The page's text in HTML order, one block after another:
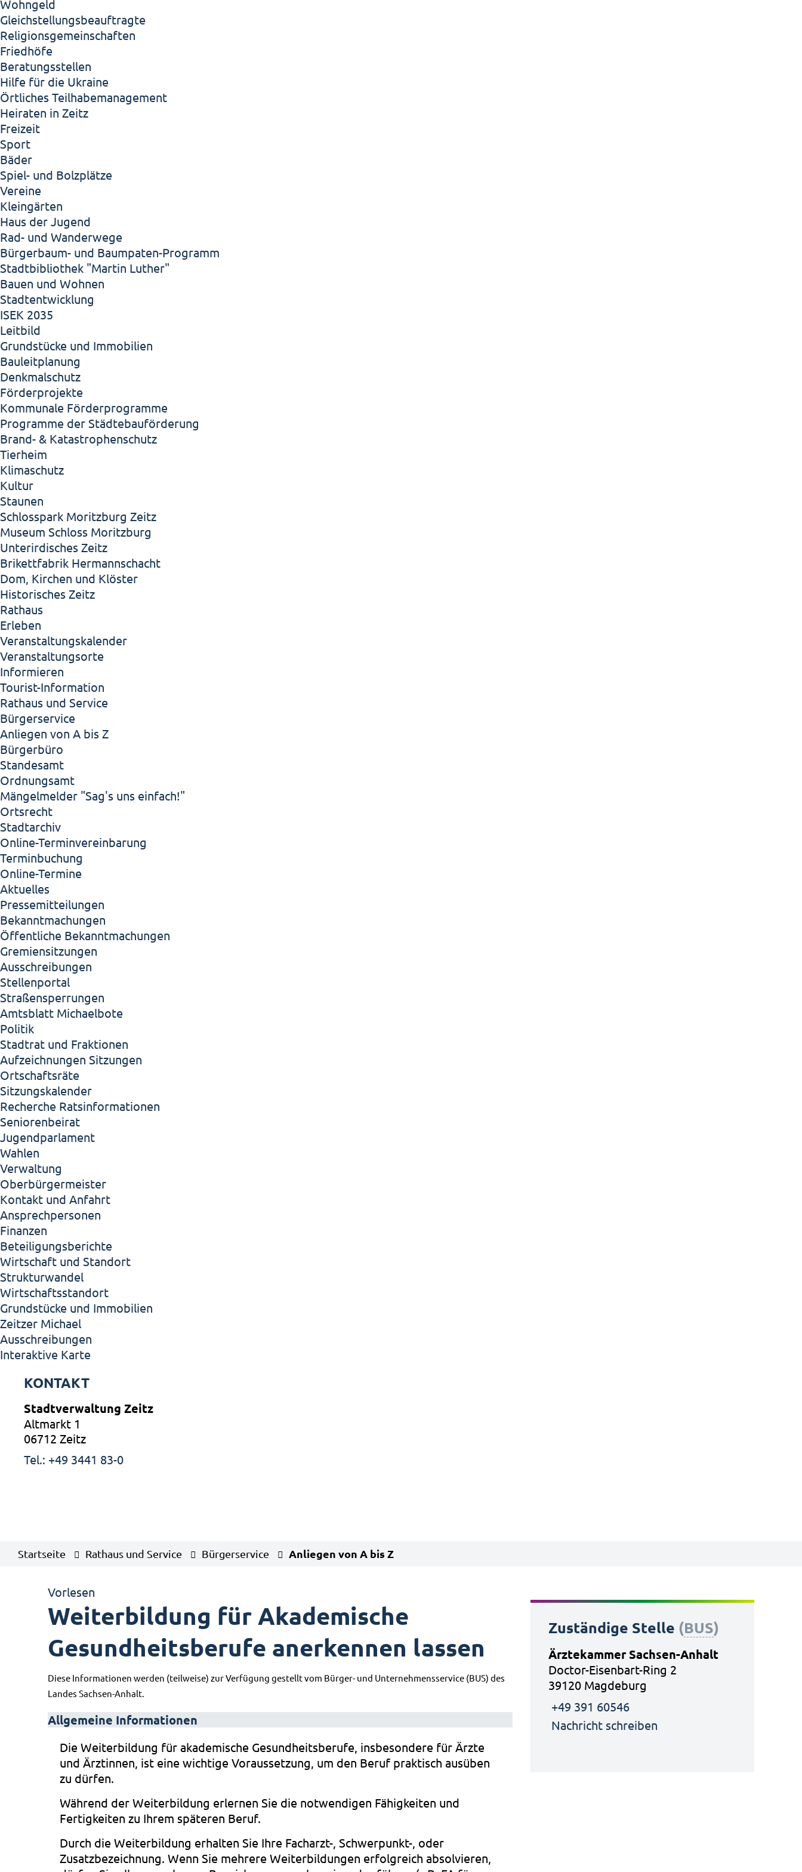
Wohngeld
Gleichstellungsbeauftragte
Religionsgemeinschaften
Friedhöfe
Beratungsstellen
Hilfe für die Ukraine
Örtliches Teilhabemanagement
Heiraten in Zeitz
Freizeit
Sport
Bäder
Spiel- und Bolzplätze
Vereine
Kleingärten
Haus der Jugend
Rad- und Wanderwege
Bürgerbaum- und Baumpaten-Programm
Stadtbibliothek "Martin Luther"
Bauen und Wohnen
Stadtentwicklung
ISEK 2035
Leitbild
Grundstücke und Immobilien
Bauleitplanung
Denkmalschutz
Förderprojekte
Kommunale Förderprogramme
Programme der Städtebauförderung
Brand- & Katastrophenschutz
Tierheim
Klimaschutz
Kultur
Staunen
Schlosspark Moritzburg Zeitz
Museum Schloss Moritzburg
Unterirdisches Zeitz
Brikettfabrik Hermannschacht
Dom, Kirchen und Klöster
Historisches Zeitz
Rathaus
Erleben
Veranstaltungskalender
Veranstaltungsorte
Informieren
Tourist-Information
Rathaus und Service
Bürgerservice
Anliegen von A bis Z
Bürgerbüro
Standesamt
Ordnungsamt
Mängelmelder "Sag's uns einfach!"
Ortsrecht
Stadtarchiv
Online-Terminvereinbarung
Terminbuchung
Online-Termine
Aktuelles
Pressemitteilungen
Bekanntmachungen
Öffentliche Bekanntmachungen
Gremiensitzungen
Ausschreibungen
Stellenportal
Straßensperrungen
Amtsblatt Michaelbote
Politik
Stadtrat und Fraktionen
Aufzeichnungen Sitzungen
Ortschaftsräte
Sitzungskalender
Recherche Ratsinformationen
Seniorenbeirat
Jugendparlament
Wahlen
Verwaltung
Oberbürgermeister
Kontakt und Anfahrt
Ansprechpersonen
Finanzen
Beteiligungsberichte
Wirtschaft und Standort
Strukturwandel
Wirtschaftsstandort
Grundstücke und Immobilien
Zeitzer Michael
Ausschreibungen
Interaktive Karte
KONTAKT
Stadtverwaltung Zeitz
Altmarkt 1
06712 Zeitz
Tel.: +49 3441 83-0
Startseite Rathaus und Service Bürgerservice Anliegen von A bis Z
Vorlesen
Weiterbildung für Akademische
Gesundheitsberufe anerkennen lassen
Diese Informationen werden (teilweise) zur Verfügung gestellt vom Bürger- und Unternehmensservice (BUS) des
Landes Sachsen-Anhalt.
Allgemeine Informationen
Die Weiterbildung für akademische Gesundheitsberufe, insbesondere für Ärzte
und Ärztinnen, ist eine wichtige Voraussetzung, um den Beruf praktisch ausüben
zu dürfen.
Während der Weiterbildung erlernen Sie die notwendigen Fähigkeiten und
Fertigkeiten zu Ihrem späteren Beruf.
Durch die Weiterbildung erhalten Sie Ihre Facharzt-, Schwerpunkt-, oder
Zusatzbezeichnung. Wenn Sie mehrere Weiterbildungen erfolgreich absolvieren,
Zuständige Stelle (BUS)
Ärztekammer Sachsen-Anhalt
Doctor-Eisenbart-Ring 2
39120 Magdeburg
+49 391 60546
Nachricht schreiben